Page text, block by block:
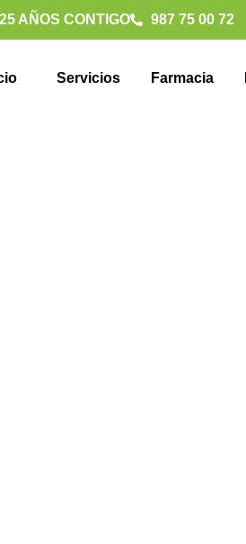
AÑOS CONTIGO 987 75 00 72
Servicios Farmacia